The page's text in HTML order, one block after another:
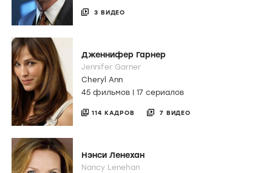
3 ВИДЕО
Дженнифер Гарнер
Jennifer Garner
Cheryl Ann
45 фильмов | 17 сериалов
114 КАДРОВ 7 ВИДЕО
Нэнси Ленехан
Nancy Lenehan